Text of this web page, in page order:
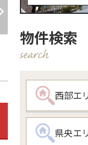
物件検索
西部エ
県央エ